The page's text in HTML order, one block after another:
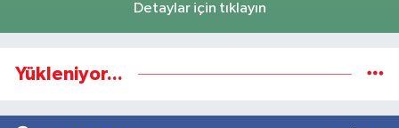
Detaylar için tıklayın
Yükleniyor...